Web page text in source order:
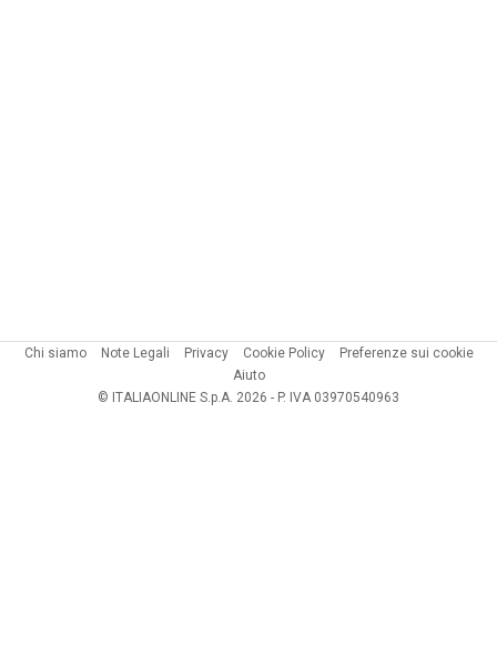
Chi siamo Note Legali Privacy Cookie Policy
Preferenze sui cookie
Aiuto
© ITALIAONLINE S.p.A. 2026 - P. IVA 03970540963